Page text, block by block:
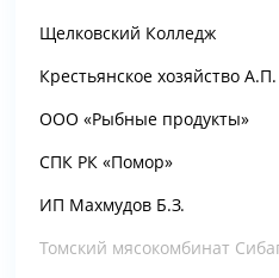
Щелковский Колледж
Крестьянское хозяйство
ООО «Рыбные продукты»
СПК РК «Помор»
ИП Махмудов Б.З.
Томский мясокомбинат